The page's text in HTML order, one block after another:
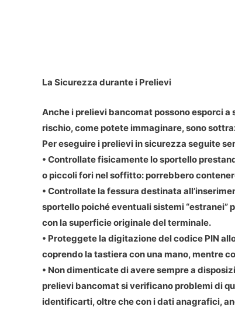
La Sicurezza durante i Prelievi
Anche i prelievi bancomat possono esporci
rischio, come potete immaginare, sono
Per eseguire i prelievi in sicurezza seguite
• Controllate fisicamente lo sportello
o piccoli fori nel soffitto: porrebbero
• Controllate la fessura destinata
sportello poiché eventuali sistemi
con la superficie originale del terminale.
• Proteggete la digitazione del codice PIN
coprendo la tastiera con una mano, mentre
• Non dimenticate di avere sempre a
prelievi bancomat si verificano problemi di
identificarti, oltre che con i dati anagrafici,